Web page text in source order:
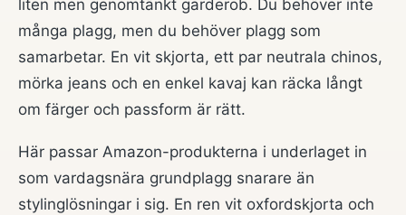
liten men genomtänkt garderob. Du behöver inte
många plagg, men du behöver plagg som
samarbetar. En vit skjorta, ett par neutrala chinos,
mörka jeans och en enkel kavaj kan räcka långt
om färger och passform är rätt.
Här passar Amazon-produkterna i underlaget in
som vardagsnära grundplagg snarare än
stylinglösningar i sig. En ren vit oxfordskjorta och